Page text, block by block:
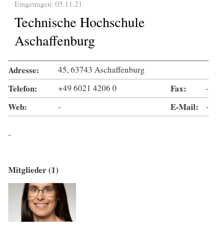
Eingetragen: 05.11.21
Technische Hochschule
Aschaffenburg
Adresse: 45, 63743 Aschaffenburg
Telefon: +49 6021 4206 0 Fax: -
Web: - E-Mail: -
-
Mitglieder (1)